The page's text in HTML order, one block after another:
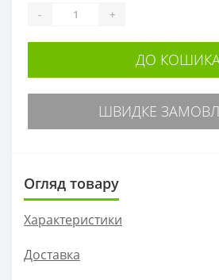
- +
ДО
ШВИДКЕ
Огляд товару
Характеристики
Доставка